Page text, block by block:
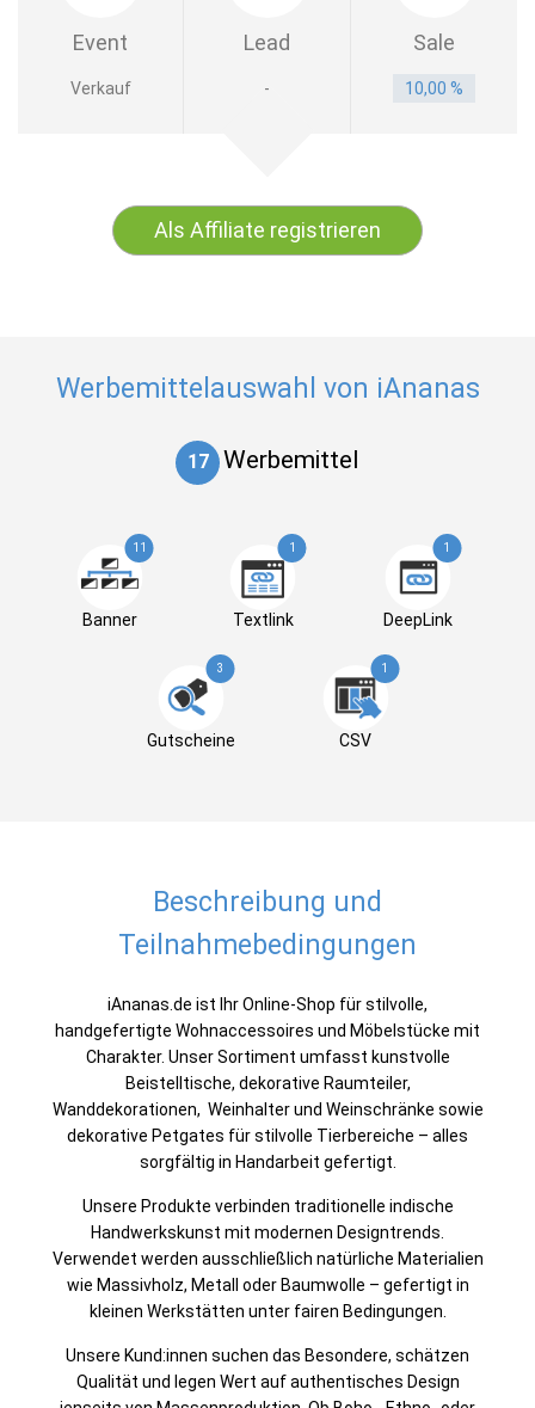
Event Lead Sale
Verkauf - 10,00 %
Als Affiliate registrieren
Werbemittelauswahl von iAnanas
17 Werbemittel
11
Banner
1
Textlink
1
DeepLink
3
Gutscheine
1
CSV
Beschreibung und
Teilnahmebedingungen
iAnanas.de ist Ihr Online-Shop für stilvolle,
handgefertigte Wohnaccessoires und Möbelstücke mit
Charakter. Unser Sortiment umfasst kunstvolle
Beistelltische, dekorative Raumteiler,
Wanddekorationen, Weinhalter und Weinschränke sowie
dekorative Petgates für stilvolle Tierbereiche – alles
sorgfältig in Handarbeit gefertigt.
Unsere Produkte verbinden traditionelle indische
Handwerkskunst mit modernen Designtrends.
Verwendet werden ausschließlich natürliche Materialien
wie Massivholz, Metall oder Baumwolle – gefertigt in
kleinen Werkstätten unter fairen Bedingungen.
Unsere Kund:innen suchen das Besondere, schätzen
Qualität und legen Wert auf authentisches Design